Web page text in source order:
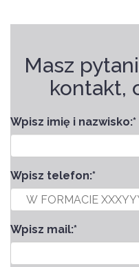
Masz
kontakt,
Wpisz imię i nazwisko:*
Wpisz telefon:*
Wpisz mail:*